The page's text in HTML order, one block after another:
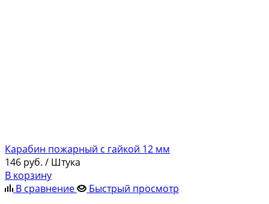
Карабин пожарный с гайкой 12 мм
146 руб. / Штука
В корзину
В сравнение
Быстрый просмотр